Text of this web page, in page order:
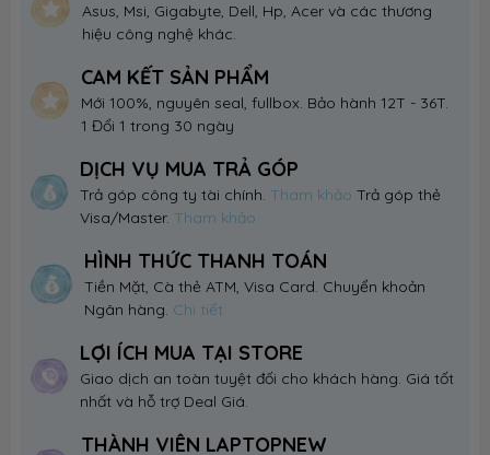
Asus, Msi, Gigabyte, Dell, Hp, Acer và các thương
hiệu công nghệ khác.
CAM KẾT SẢN PHẨM
Mới 100%, nguyên seal, fullbox. Bảo hành 12T - 36T.
1 Đổi 1 trong 30 ngày
DỊCH VỤ MUA TRẢ GÓP
Trả góp công ty tài chính. Tham khảoTrả góp thẻ
Visa/Master. Tham khảo
HÌNH THỨC THANH TOÁN
Tiền Mặt, Cà thẻ ATM, Visa Card. Chuyển khoản
Ngân hàng. Chi tiết
LỢI ÍCH MUA TẠI STORE
Giao dịch an toàn tuyệt đối cho khách hàng. Giá tốt
nhất và hỗ trợ Deal Giá.
THÀNH VIÊN LAPTOPNEW